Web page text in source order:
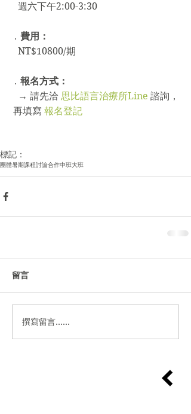
   週六下午2:00-3:30
． 費用：
   NT$10800/期
． 報名方式：
   →
請先洽 思比語言治療所Line 諮詢，
再填寫 報名登記
標記：
團體暑期課程討論合作中班大班
留言
撰寫留言......